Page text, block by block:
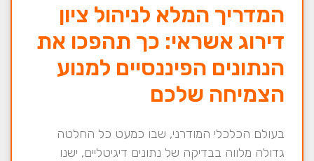
המדריך המלא לניהול ציון
דירוג אשראי: כך תהפכו את
הנתונים הפיננסיים למנוע
הצמיחה שלכם
בעולם הכלכלי המודרני, שבו כמעט כל החלטה
גדולה מלווה בבדיקה של נתונים דיגיטליים, ישנו